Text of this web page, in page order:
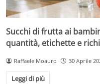
Succhi di frutta ai
quantità, etichette e
Raffaele Moauro 30 Aprile
Leggi di più